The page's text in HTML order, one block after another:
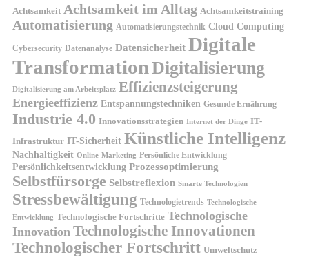
Achtsamkeit Achtsamkeit im Alltag Achtsamkeitstraining
Automatisierung Automatisierungstechnik Cloud Computing
Cybersecurity Datenanalyse Datensicherheit Digitale
TransformationDigitalisierung
Digitalisierung am Arbeitsplatz Effizienzsteigerung
Energieeffizienz Entspannungstechniken Gesunde Ernährung
Industrie 4.0 Innovationsstrategien Internet der Dinge IT-
Infrastruktur IT-Sicherheit Künstliche Intelligenz
Nachhaltigkeit Online-Marketing Persönliche Entwicklung
Persönlichkeitsentwicklung Prozessoptimierung
Selbstfürsorge Selbstreflexion Smarte Technologien
Stressbewältigung Technologietrends Technologische
Entwicklung Technologische Fortschritte Technologische
Innovation Technologische Innovationen
Technologischer Fortschritt Umweltschutz